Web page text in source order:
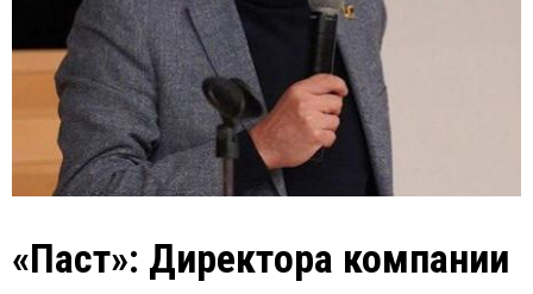
«Паст»: Директора компании